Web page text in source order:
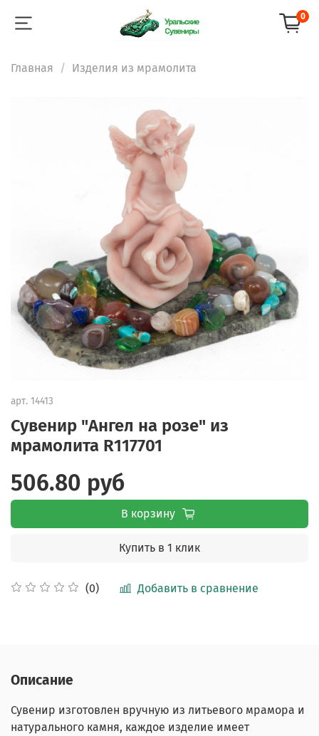
0
Главная Изделия из мрамолита
арт. 14413
Сувенир "Ангел на розе" из
мрамолита R117701
(0) Добавить в сравнение
506.80 руб
В корзину
Купить в 1 клик
Описание
Сувенир изготовлен вручную из литьевого мрамора и
натурального камня, каждое изделие имеет